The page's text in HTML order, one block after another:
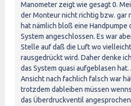
Manometer zeigt wie gesagt 0.
der Monteur nicht richtig bzw. gar
hat nämlich bloß eine Handpumpe
System angeschlossen. Es war
Stelle auf daß die Luft wo
rausgedrückt wird. Daher denke
das System quasi aufgeblasen
Ansicht nach fachlich falsch war
trotzdem dableiben müssen
das Überdruckventil